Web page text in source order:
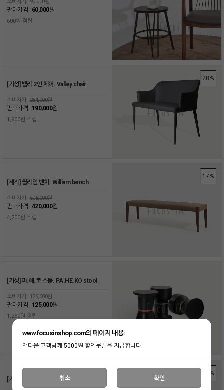
소비자가 : 90,000원
판매가격 : 60,000원
600원 적립
28%
[기성] 밸리 2인 체어. Valley chair
소비자가 : 264,000원
판매가격 : 190,000원
1,900원 적립
17%
[제작] 윌리엄 벤치. William bench
소비자가 : 506,000원
판매가격 : 420,000원
4,200원 적립
[기성] 파.해.코 스툴. PA.HE.KO stool
소비자가 : 125,000원
판매가격 : 125,000원
1,250원 적립
25%
[기성] 베니 벤치. Benny bench
www.focusinshop.com의 페이지 내용:
앱다운 고객님께 5000원 할인쿠폰을 지급합니다.
취소 확인